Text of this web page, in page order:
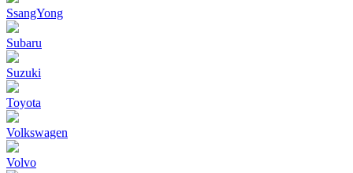
SsangYong
Subaru
Suzuki
Toyota
Volkswagen
Volvo